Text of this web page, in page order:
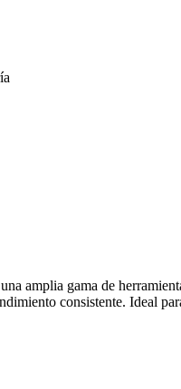
amplia gama de
consistente. Ideal